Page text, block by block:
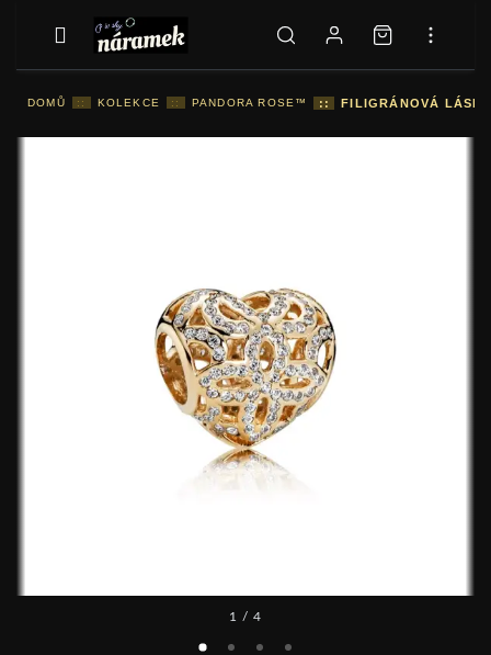
DOMŮ :: KOLEKCE :: PANDORA ROSE™ :: FILIGRÁNOVÁ
1 / 4